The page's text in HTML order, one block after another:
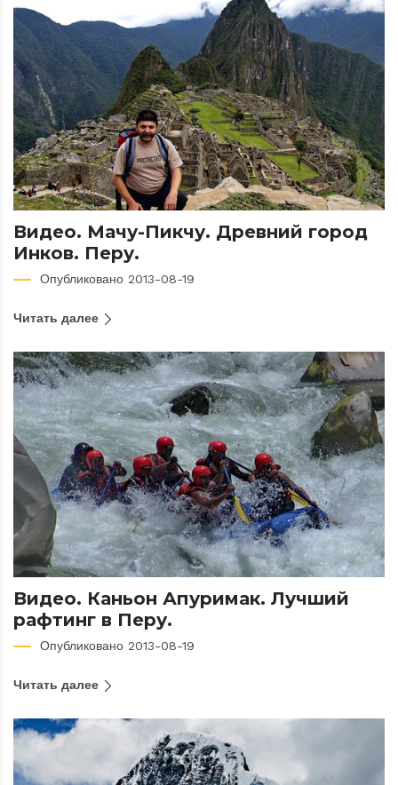
Видео. Мачу-Пикчу. Древний город
Инков. Перу.
Опубликовано 2013-08-19
Читать далее
Видео. Каньон Апуримак. Лучший
рафтинг в Перу.
Опубликовано 2013-08-19
Читать далее